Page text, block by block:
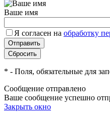
Ваше имя
Я согласен на обработку
* - Поля, обязательные для
Сообщение отправлено
Ваше сообщение успешно
Закрыть окно